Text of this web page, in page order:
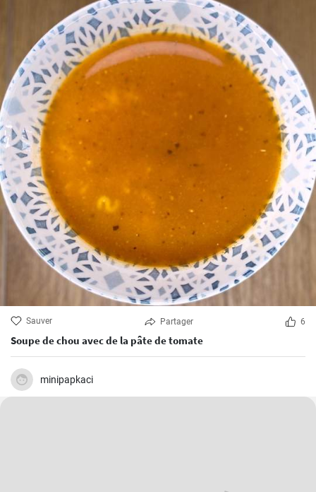
Sauver Partager 6
Soupe de chou avec de la pâte de tomate
minipapkaci